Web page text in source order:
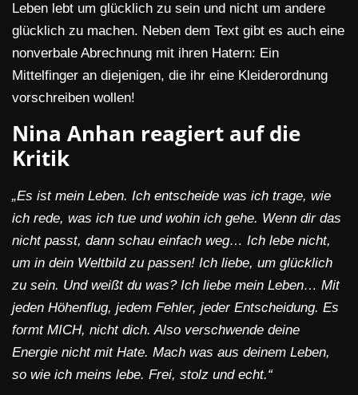
Leben lebt um glücklich zu sein und nicht um andere
glücklich zu machen. Neben dem Text gibt es auch eine
nonverbale Abrechnung mit ihren Hatern: Ein
Mittelfinger an diejenigen, die ihr eine Kleiderordnung
vorschreiben wollen!
Nina Anhan reagiert auf die
Kritik
„Es ist mein Leben. Ich entscheide was ich trage, wie
ich rede, was ich tue und wohin ich gehe. Wenn dir das
nicht passt, dann schau einfach weg… Ich lebe nicht,
um in dein Weltbild zu passen! Ich liebe, um glücklich
zu sein. Und weißt du was? Ich liebe mein Leben… Mit
jeden Höhenflug, jedem Fehler, jeder Entscheidung. Es
formt MICH, nicht dich. Also verschwende deine
Energie nicht mit Hate. Mach was aus deinem Leben,
so wie ich meins lebe. Frei, stolz und echt.“